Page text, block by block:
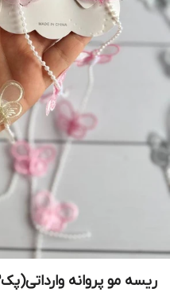
ریسه مو پروانه وارداتی(پک۲عددی)